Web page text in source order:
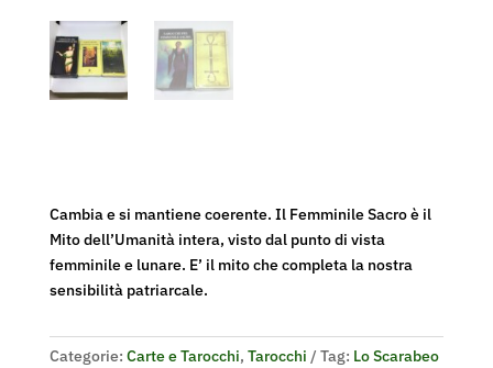
Cambia e si mantiene coerente. Il Femminile Sacro è il
Mito dell’Umanità intera, visto dal punto di vista
femminile e lunare. E’ il mito che completa la nostra
sensibilità patriarcale.
Categorie: Carte e Tarocchi, Tarocchi Tag: Lo Scarabeo